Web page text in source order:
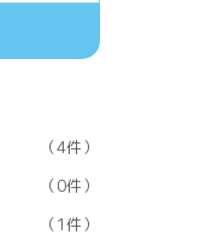
（4件）
（0件）
（1件）